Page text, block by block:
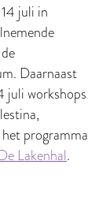
juli in
Daarnaast
juli workshops
programma
Lakenhal.